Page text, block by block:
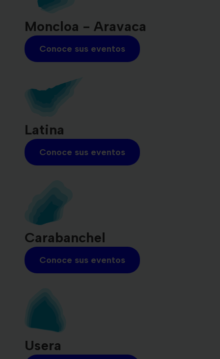
Moncloa - Aravaca
Conoce sus eventos
Latina
Conoce sus eventos
Carabanchel
Conoce sus eventos
Usera